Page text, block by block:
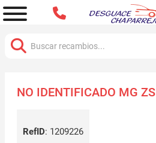
NO IDENTIFICADO MG ZS
RefID: 1209226